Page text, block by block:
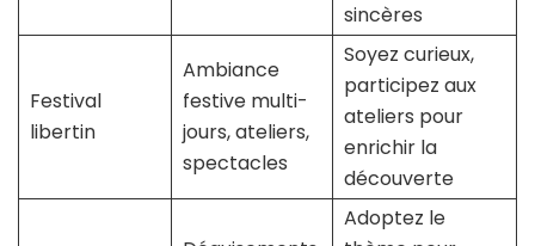
sincères
Festival
libertin
Ambiance
festive multi-
jours, ateliers,
spectacles
Soyez curieux,
participez aux
ateliers pour
enrichir la
découverte
Adoptez le